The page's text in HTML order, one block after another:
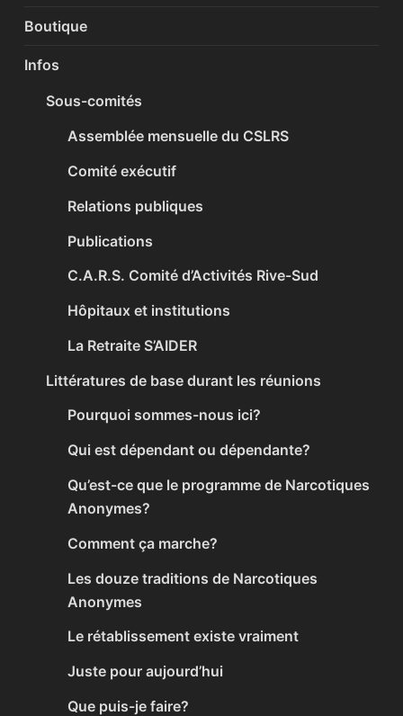
Boutique
Infos
Sous-comités
Assemblée mensuelle du CSLRS
Comité exécutif
Relations publiques
Publications
C.A.R.S. Comité d’Activités Rive-Sud
Hôpitaux et institutions
La Retraite S’AIDER
Littératures de base durant les réunions
Pourquoi sommes-nous ici?
Qui est dépendant ou dépendante?
Qu’est-ce que le programme de Narcotiques
Anonymes?
Comment ça marche?
Les douze traditions de Narcotiques
Anonymes
Le rétablissement existe vraiment
Juste pour aujourd’hui
Que puis-je faire?